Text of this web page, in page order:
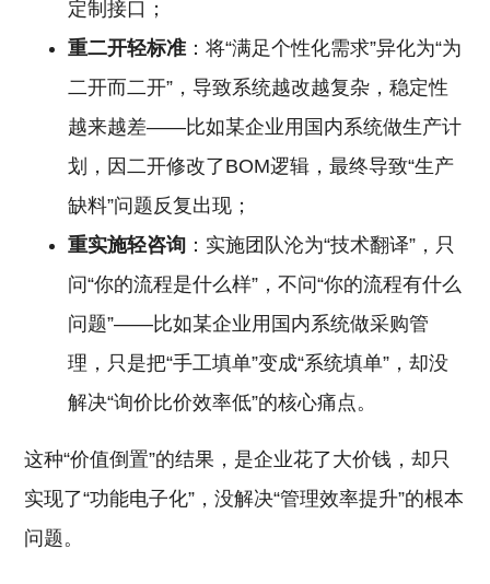
定制接口；
重二开轻标准：将“满足个性化需求”异化为“为
二开而二开”，导致系统越改越复杂，稳定性
越来越差——比如某企业用国内系统做生产计
划，因二开修改了BOM逻辑，最终导致“生产
缺料”问题反复出现；
重实施轻咨询 ：实施团队沦为“技术翻译”，只
问“你的流程是什么样”，不问“你的流程有什么
问题”——比如某企业用国内系统做采购管
理，只是把“手工填单”变成“系统填单”，却没
解决“询价比价效率低”的核心痛点。
这种“价值倒置”的结果，是企业花了大价钱，却只
实现了“功能电子化”，没解决“管理效率提升”的根本
问题。